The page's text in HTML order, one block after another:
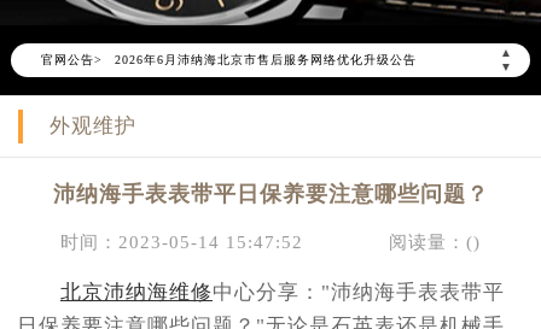
官网公告>
▲
▼
2026年6月沛纳海北京市售后服务网络优化升级公告
2026年6月北京市沛纳海官方售后客户服务热线：400-609-9509
2026年6月沛纳海售后服务中心最新网点地址：
北京市朝阳区建国门外大街甲6号华熙国际中心写字楼D座11层1102室（需提前预约）
节假日正常营业！
外观维护
沛纳海手表表带平日保养要注意哪些问题？
时间：2023-05-14 15:47:52 阅读量：()
北京沛纳海维修中心分享："沛纳海手表表带平